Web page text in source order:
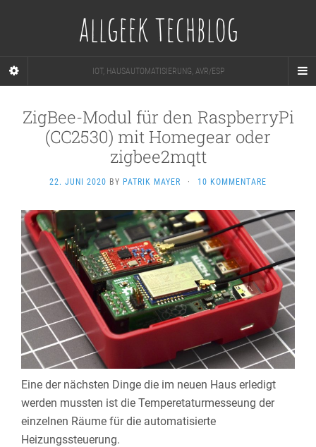
allgeek techblog
IOT, HAUSAUTOMATISIERUNG, AVR/ESP
ZigBee-Modul für den RaspberryPi
(CC2530) mit Homegear oder
zigbee2mqtt
22. JUNI 2020 BY PATRIK MAYER · 10 KOMMENTARE
Eine der nächsten Dinge die im neuen Haus erledigt
werden mussten ist die Temperetaturmesseung der
einzelnen Räume für die automatisierte
Heizungssteuerung.